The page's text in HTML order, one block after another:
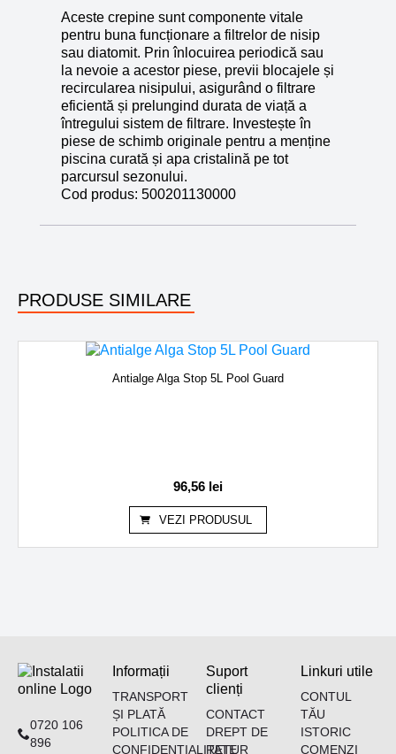
Aceste crepine sunt componente vitale
pentru buna funcționare a filtrelor de nisip
sau diatomit. Prin înlocuirea periodică sau
la nevoie a acestor piese, previi blocajele și
recircularea nisipului, asigurând o filtrare
eficientă și prelungind durata de viață a
întregului sistem de filtrare. Investește în
piese de schimb originale pentru a menține
piscina curată și apa cristalină pe tot
parcursul sezonului.
Cod produs: 500201130000
PRODUSE SIMILARE
Antialge Alga Stop 5L Pool Guard
96,56 lei
VEZI PRODUSUL
0720 106
896
Informații
TRANSPORT
ȘI PLATĂ
POLITICA DE
CONFIDENȚIALITATE
Suport
clienți
CONTACT
DREPT DE
RETUR
Linkuri utile
CONTUL
TĂU
ISTORIC
COMENZI